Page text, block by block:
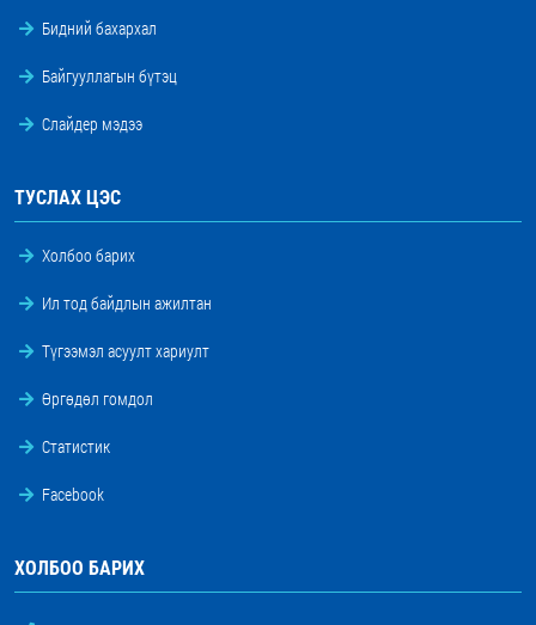
Бидний бахархал
Байгууллагын бүтэц
Слайдер мэдээ
ТУСЛАХ ЦЭС
Холбоо барих
Ил тод байдлын ажилтан
Түгээмэл асуулт хариулт
Өргөдөл гомдол
Статистик
Facebook
ХОЛБОО БАРИХ